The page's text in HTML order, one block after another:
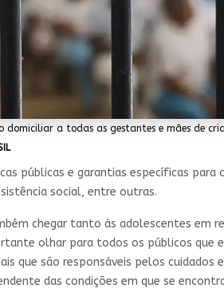
domiciliar a todas as gestantes e mães de
públicas e garantias específicas para
social, entre outras.
chegar tanto às adolescentes em
olhar para todos os públicos que
que são responsáveis pelos cuidados
das condições em que se